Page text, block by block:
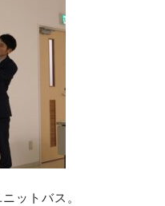
ットバス。